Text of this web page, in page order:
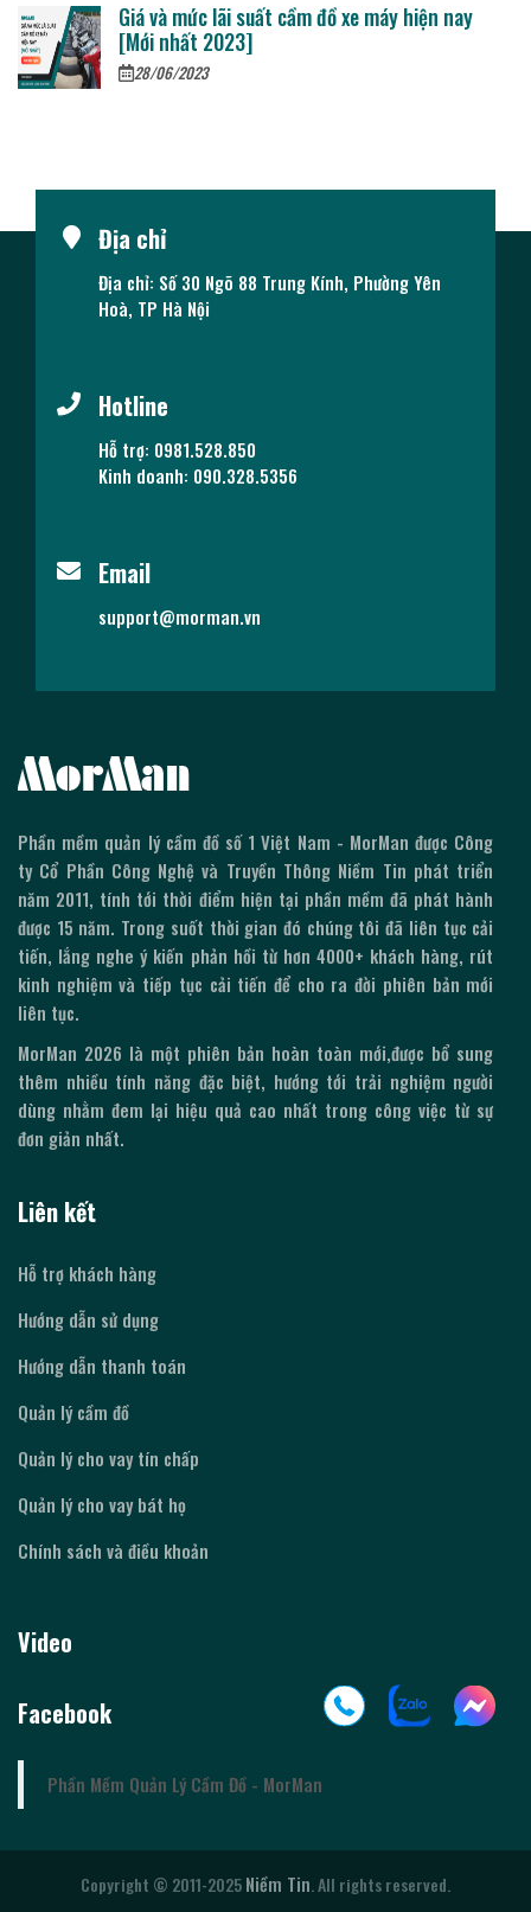
Giá và mức lãi suất cầm đồ xe máy hiện nay
[Mới nhất 2023]
28/06/2023
Địa chỉ
Địa chỉ: Số 30 Ngõ 88 Trung Kính, Phường Yên
Hoà, TP Hà Nội
Hotline
Hỗ trợ: 0981.528.850
Kinh doanh: 090.328.5356
Email
support@morman.vn
Phần mềm quản lý cầm đồ số 1 Việt Nam - MorMan được Công
ty Cổ Phần Công Nghệ và Truyền Thông Niềm Tin phát triển
năm 2011, tính tới thời điểm hiện tại phần mềm đã phát hành
được 15 năm. Trong suốt thời gian đó chúng tôi đã liên tục cải
tiến, lắng nghe ý kiến phản hồi từ hơn 4000+ khách hàng, rút
kinh nghiệm và tiếp tục cải tiến để cho ra đời phiên bản mới
liên tục.
MorMan 2026 là một phiên bản hoàn toàn mới,được bổ sung
thêm nhiều tính năng đặc biệt, hướng tới trải nghiệm người
dùng nhằm đem lại hiệu quả cao nhất trong công việc từ sự
đơn giản nhất.
Liên kết
Hỗ trợ khách hàng
Hướng dẫn sử dụng
Hướng dẫn thanh toán
Quản lý cầm đồ
Quản lý cho vay tín chấp
Quản lý cho vay bát họ
Chính sách và điều khoản
Video
Facebook
Phần Mềm Quản Lý Cầm Đồ - MorMan
Copyright © 2011-2025Niềm Tin . All rights reserved.